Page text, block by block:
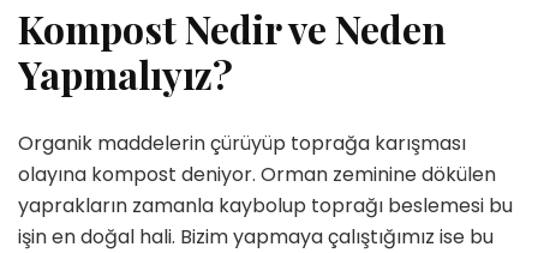
Kompost Nedir ve Neden
Yapmalıyız?
Organik maddelerin çürüyüp toprağa karışması
olayına kompost deniyor. Orman zeminine dökülen
yaprakların zamanla kaybolup toprağı beslemesi bu
işin en doğal hali. Bizim yapmaya çalıştığımız ise bu